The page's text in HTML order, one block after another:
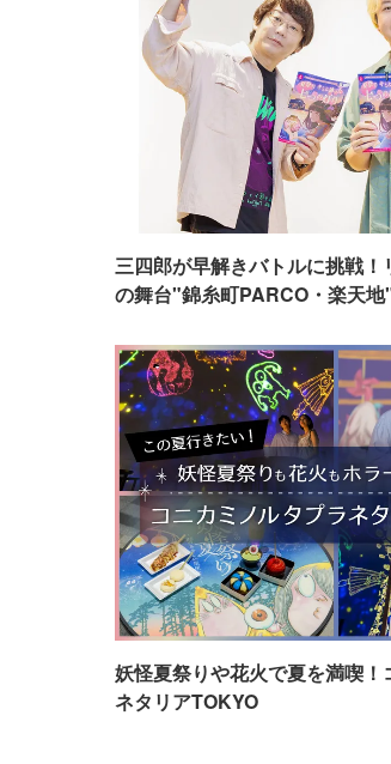
三四郎が早解きバトルに挑戦
の舞台"錦糸町PARCO・楽天地
妖怪夏祭りや花火で夏を満喫！
ネタリアTOKYO